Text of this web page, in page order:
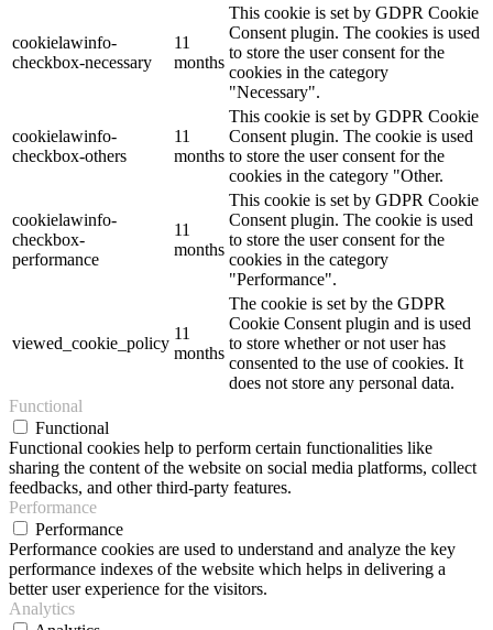
cookielawinfo-
checkbox-necessary
11
months
This cookie is set by GDPR Cookie
Consent plugin. The cookies is used
to store the user consent for the
cookies in the category
"Necessary".
cookielawinfo-
checkbox-others
11
months
This cookie is set by GDPR Cookie
Consent plugin. The cookie is used
to store the user consent for the
cookies in the category "Other.
cookielawinfo-
checkbox-
performance
11
months
This cookie is set by GDPR Cookie
Consent plugin. The cookie is used
to store the user consent for the
cookies in the category
"Performance".
viewed_cookie_policy
11
months
The cookie is set by the GDPR
Cookie Consent plugin and is used
to store whether or not user has
consented to the use of cookies. It
does not store any personal data.
Functional
Functional
Functional cookies help to perform certain functionalities like
sharing the content of the website on social media platforms, collect
feedbacks, and other third-party features.
Performance
Performance
Performance cookies are used to understand and analyze the key
performance indexes of the website which helps in delivering a
better user experience for the visitors.
Analytics